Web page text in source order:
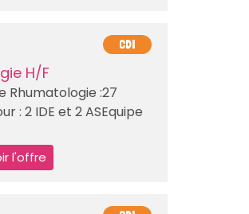
CDI
H/F
Rhumatologie :27
: 2 IDE et 2 ASEquipe
l'offre